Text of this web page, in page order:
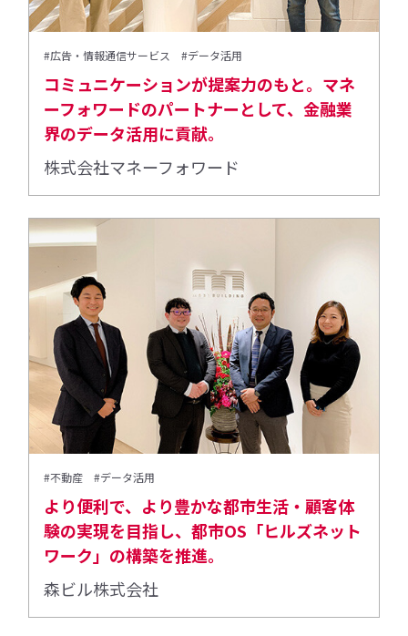
#広告・情報通信サービス #データ活用
コミュニケーションが提案力のもと。マネ
ーフォワードのパートナーとして、金融業
界のデータ活用に貢献。
株式会社マネーフォワード
#不動産 #データ活用
より便利で、より豊かな都市生活・顧客体
験の実現を目指し、都市OS「ヒルズネット
ワーク」の構築を推進。
森ビル株式会社